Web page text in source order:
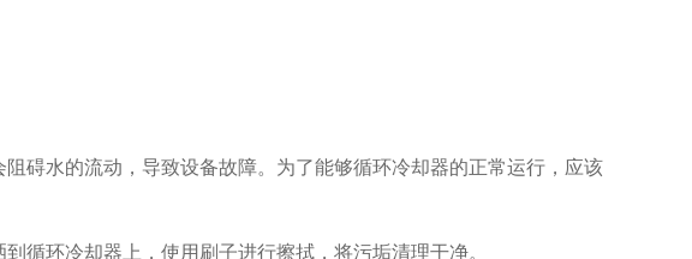
碍水的流动，导致设备故障。为了能够循环冷却器的正常运行，应该
循环冷却器上，使用刷子进行擦拭，将污垢清理干净。